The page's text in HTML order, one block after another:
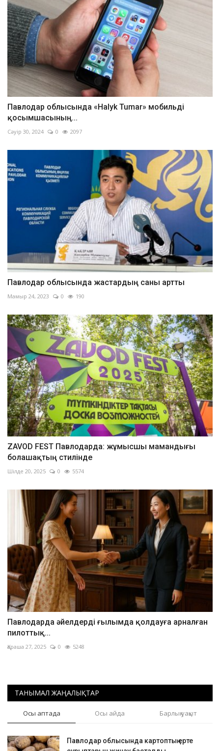
Павлодар облысында «Halyk Tumar» мобильді
қосымшасының...
Сәуір 30, 2024 0 2097
Павлодар облысында жастардың саны артты
Мамыр 24, 2023 0 190
ZAVOD FEST Павлодарда: жұмысшы мамандығы
болашақтың стилінде
Шілде 20, 2025 0 5574
Павлодарда әйелдерді ғылымда қолдауға арналған
пилоттық...
Қараша 27, 2025 0 5248
ТАНЫМАЛ ЖАҢАЛЫҚТАР
Осы аптада Осы айда Барлық уақыт
Павлодар облысында картоптың ерте